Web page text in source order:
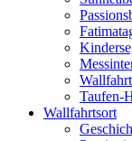
Wallfahrt
Taufen-
Wallfahrtsort